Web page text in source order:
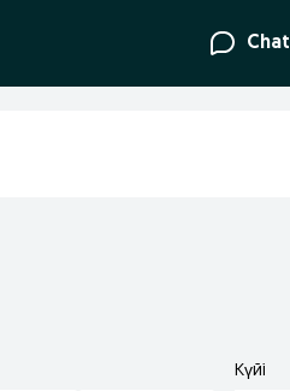
Chat
Күйі